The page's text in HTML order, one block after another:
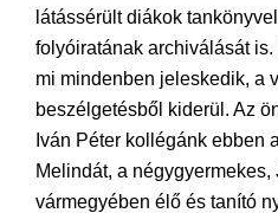
látássérült diákok
folyóiratának archiválását
mi mindenben jeleskedik, a
beszélgetésből kiderül. Az
Iván Péter kollégánk ebben
Melindát, a
vármegyében élő és tanító